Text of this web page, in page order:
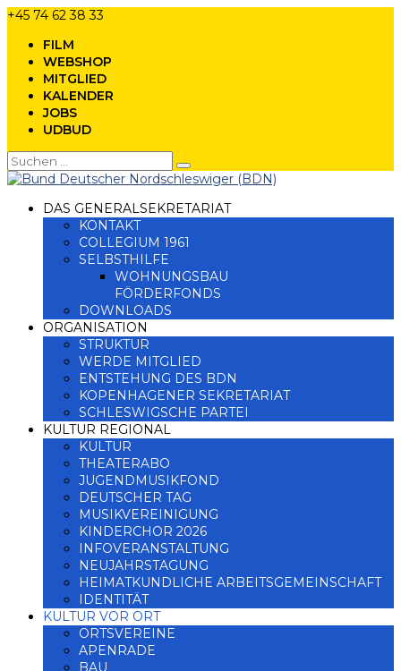
+45 74 62 38 33
FILM
WEBSHOP
MITGLIED
KALENDER
JOBS
UDBUD
DAS GENERALSEKRETARIAT
KONTAKT
COLLEGIUM 1961
SELBSTHILFE
WOHNUNGSBAU
FÖRDERFONDS
DOWNLOADS
ORGANISATION
STRUKTUR
WERDE MITGLIED
ENTSTEHUNG DES BDN
KOPENHAGENER SEKRETARIAT
SCHLESWIGSCHE PARTEI
KULTUR REGIONAL
KULTUR
THEATERABO
JUGENDMUSIKFOND
DEUTSCHER TAG
MUSIKVEREINIGUNG
KINDERCHOR 2026
INFOVERANSTALTUNG
NEUJAHRSTAGUNG
HEIMATKUNDLICHE ARBEITSGEMEINSCHAFT
IDENTITÄT
KULTUR VOR ORT
ORTSVEREINE
APENRADE
BAU